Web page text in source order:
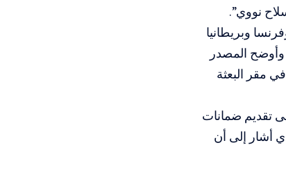
نووي”.
وبريطانيا
وأوضح المصدر
في مقر البعثة
تقديم ضمانات
أشار إلى أن